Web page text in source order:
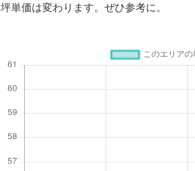
坪単価は変わります。ぜひ参考に。